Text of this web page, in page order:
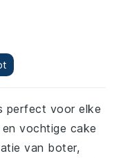
perfect voor elke
vochtige cake
van boter,